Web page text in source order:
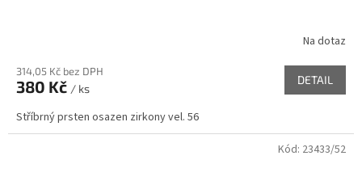
Na dotaz
314,05 Kč bez DPH
380 Kč / ks
DETAIL
Stříbrný prsten osazen zirkony vel. 56
Kód: 23433/52